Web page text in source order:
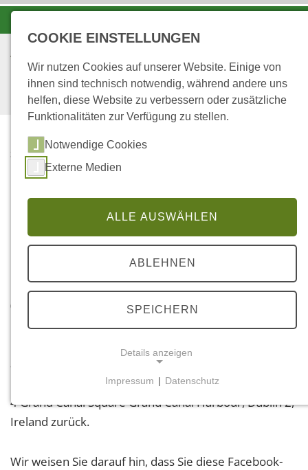
STARTSEITE
...
HINWEISE ZUM
FACEBOOK
Datenschutzerklärung
(Stand: 11.12.2017)
angebotenen Informationsdienst auf die technische
Plattform und die Dienste der Facebook Ireland Ltd.,
4 Grand Canal Square Grand Canal Harbour, Dublin 2,
Ireland zurück.
Wir weisen Sie darauf hin, dass Sie diese Facebook-
COOKIE EINSTELLUNGEN
Wir nutzen Cookies auf unserer Website. Einige von
ihnen sind technisch notwendig, während andere uns
helfen, diese Website zu verbessern oder zusätzliche
Funktionalitäten zur Verfügung zu stellen.
Notwendige Cookies
Externe Medien
ALLE AUSWÄHLEN
ABLEHNEN
SPEICHERN
Details anzeigen
Notwendige Cookies ermöglichen grundlegende
Funktionen und sind für die einwandfreie Funktion
Impressum | Datenschutz